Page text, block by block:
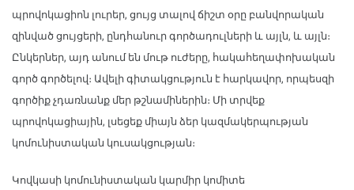
պրովոկացիոն լուրեր, ցույց տալով ճիշտ օրը բանվորական
զինված ցույցերի, ընդհանուր գործադուլների և այլն, և այլն։
Ընկերներ, այդ անում են մութ ուժերը, հակահեղափոխական
գործ գործելով։ Ավելի գիտակցություն է հարկավոր, որպեսզի
գործիք չդառնանք մեր թշնամիներին։ Մի տրվեք
պրովոկացիային, լսեցեք միայն ձեր կազմակերպության
կոմունիստական կուսակցության։
Կովկասի կոմունիստական կարմիր կոմիտե